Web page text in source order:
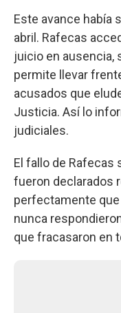
Este avance había
abril. Rafecas
juicio en ausencia,
permite llevar
acusados que
Justicia. Así lo
judiciales.
El fallo de Rafecas
fueron declarados
perfectamente
nunca
que fracasaron en